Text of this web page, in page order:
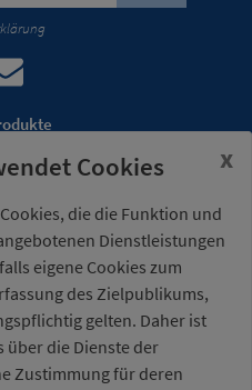
von
Robotergreifer
für
Bürozeiten:
Montag bis Freitag von
7.00 bis 15.00 Uhr
Cookies
die die Funktion und
Dienstleistungen
eigene Cookies zum
des Zielpublikums,
gelten. Daher ist
über die Dienste der
Zustimmung für deren
x